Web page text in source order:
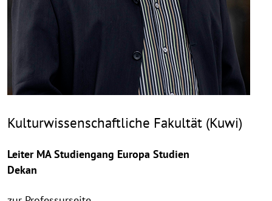
Kulturwissenschaftliche Fakultät (Kuwi)
Leiter MA Studiengang Europa Studien
Dekan